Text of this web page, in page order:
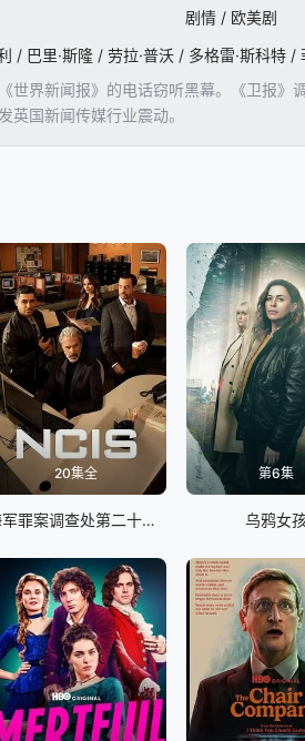
剧情 / 欧美剧
世界新闻报》的电话窃听黑幕。《卫报
英国新闻传媒行业震动。
20集全
海军罪案调查处第二十三季
第6集
乌鸦女